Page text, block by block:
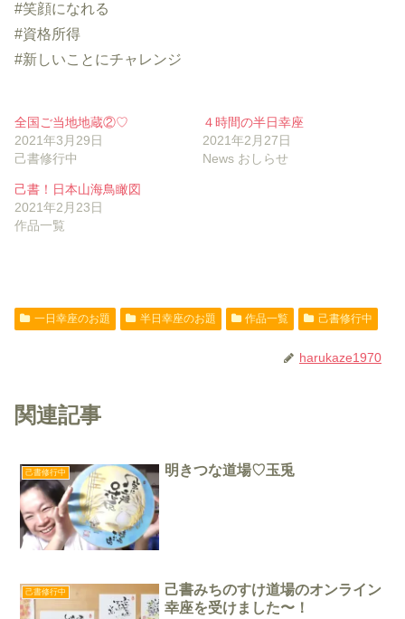
#笑顔になれる
#資格所得
#新しいことにチャレンジ
全国ご当地地蔵②♡
2021年3月29日
己書修行中
４時間の半日幸座
2021年2月27日
News おしらせ
己書！日本山海鳥瞰図
2021年2月23日
作品一覧
一日幸座のお題 半日幸座のお題 作品一覧 己書修行中
harukaze1970
関連記事
己書修行中 明きつな道場♡玉兎
己書修行中
己書みちのすけ道場のオンライン
幸座を受けました〜！